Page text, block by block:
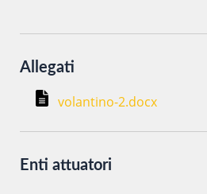
Allegati
volantino-2.docx
Enti attuatori